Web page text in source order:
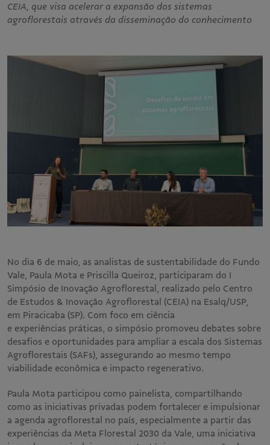
CEIA, que visa acelerar a expansão dos sistemas
agroflorestais através da disseminação do conhecimento
No dia 6 de maio, as analistas de sustentabilidade do Fundo
Vale, Paula Mota e Priscilla Queiroz, participaram do I
Simpósio de Inovação Agroflorestal, realizado pelo Centro
de Estudos & Inovação Agroflorestal (CEIA) na Esalq/USP,
em Piracicaba (SP). Com foco em ciência
e experiências práticas, o simpósio promoveu debates sobre
desafios e oportunidades para ampliar a escala dos Sistemas
Agroflorestais (SAFs), assegurando ao mesmo tempo
viabilidade econômica e impacto regenerativo.
Paula Mota participou como painelista, compartilhando
como as iniciativas privadas podem fortalecer e impulsionar
a agenda agroflorestal no país, especialmente a partir das
experiências da Meta Florestal 2030 da Vale, uma iniciativa